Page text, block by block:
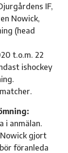
IF,
Nowick,
(head
t.o.m. 22
ishockey
i anmälan.
gjort
föranleda